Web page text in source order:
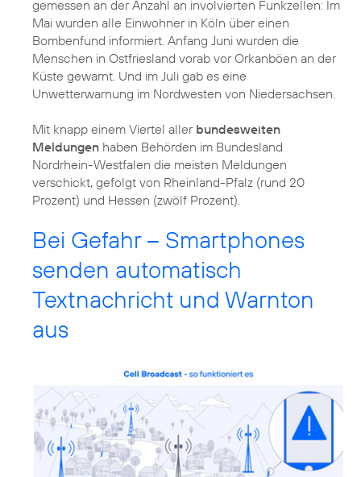
gemessen an der Anzahl an involvierten Funkzellen: Im
Mai wurden alle Einwohner in Köln über einen
Bombenfund informiert. Anfang Juni wurden die
Menschen in Ostfriesland vorab vor Orkanböen an der
Küste gewarnt. Und im Juli gab es eine
Unwetterwarnung im Nordwesten von Niedersachsen.
Mit knapp einem Viertel aller bundesweiten
Meldungen haben Behörden im Bundesland
Nordrhein-Westfalen die meisten Meldungen
verschickt, gefolgt von Rheinland-Pfalz (rund 20
Prozent) und Hessen (zwölf Prozent).
Bei Gefahr – Smartphones
senden automatisch
Textnachricht und Warnton
aus